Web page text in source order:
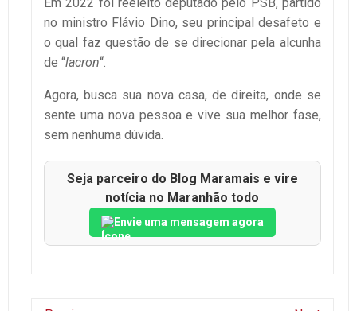
no ministro Flávio Dino, seu principal desafeto e
o qual faz questão de se direcionar pela alcunha
de “lacron“.
Agora, busca sua nova casa, de direita, onde se
sente uma nova pessoa e vive sua melhor fase,
sem nenhuma dúvida.
Seja parceiro do Blog Maramais e vire
notícia no Maranhão todo
Envie uma mensagem agora